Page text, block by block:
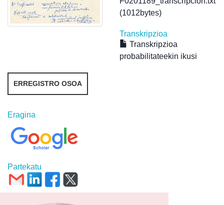
(1012bytes)
Transkripzioa
Transkripzioa
probabilitateekin ikusi
ERREGISTRO OSOA
Eragina
Partekatu